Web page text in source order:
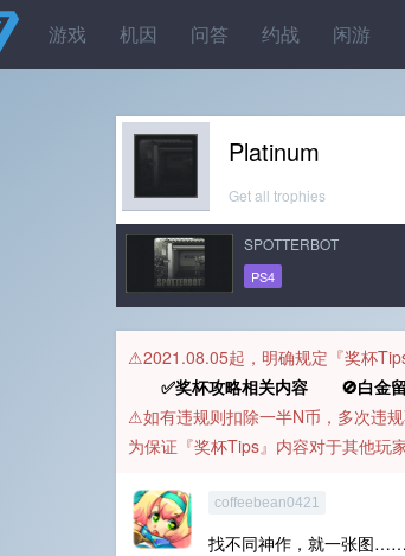
游戏 机因 问答 约战 闲游
Platinum
Get all trophies
SPOTTERBOT
PS4
⚠️2021.08.05起，明确规定『奖杯
✅奖杯攻略相关内容 🚫白金
⚠️如有违规则扣除一半N币，多次违
为保证『奖杯Tips』内容对于其他玩
coffeebean0421
找不同神作，就一张图……